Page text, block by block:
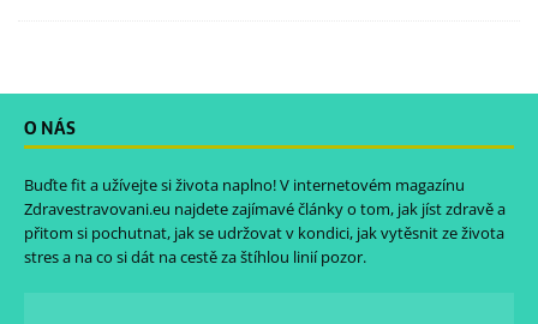
O NÁS
Buďte fit a užívejte si života naplno! V internetovém magazínu
Zdravestravovani.eu najdete zajímavé články o tom, jak jíst zdravě a
přitom si pochutnat, jak se udržovat v kondici, jak vytěsnit ze života
stres a na co si dát na cestě za štíhlou linií pozor.